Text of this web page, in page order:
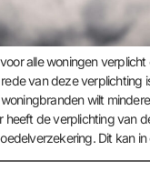
alle woningen
van deze verplichting
wilt
heeft de verplichting van
Dit kan